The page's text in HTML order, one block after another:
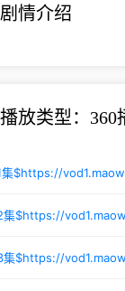
剧情介绍
播放类型：360
$https://
集$https://
集$https://